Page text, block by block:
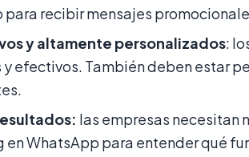
recibir mensajes
y altamente personalizados:
efectivos. También deben estar
las empresas necesitan
WhatsApp para entender qué